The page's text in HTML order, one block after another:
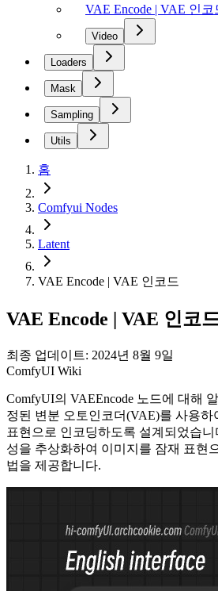
VAE Encode | VAE 인코
Video
Loaders
Mask
Sampling
Utils
홈
Comfyui Nodes
Latent
VAE Encode | VAE 인코드
VAE Encode | VAE 인코
최종 업데이트: 2024년 8월 9일
ComfyUI Wiki
ComfyUI의 VAEEncode 노드에 대해
정된 변분 오토인코더(VAE)를 사용
표현으로 인코딩하도록 설계되었습
성을 추상화하여 이미지를 잠재 표현
법을 제공합니다.